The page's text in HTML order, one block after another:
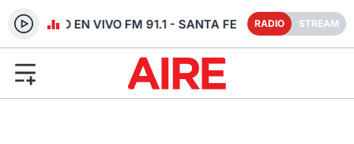
RADIO EN VIVO FM 91.1 - SANTA FE RADIO STREAM